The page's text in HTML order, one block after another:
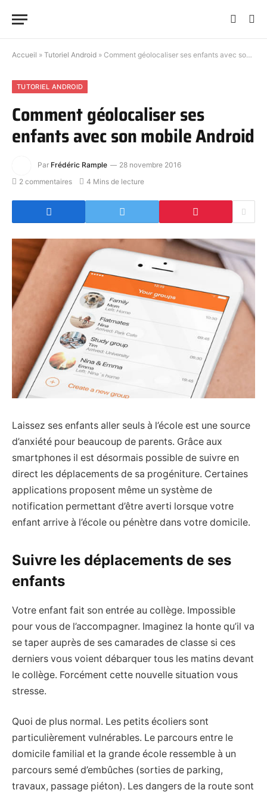
Accueil » Tutoriel Android » Comment géolocaliser ses enfants avec son mobile Android
TUTORIEL ANDROID
Comment géolocaliser ses
enfants avec son mobile Android
Par Frédéric Rample
28 novembre 2016
2 commentaires
4 Mins de lecture
Laissez ses enfants aller seuls à l’école est une source
d’anxiété pour beaucoup de parents. Grâce aux
smartphones il est désormais possible de suivre en
direct les déplacements de sa progéniture. Certaines
applications proposent même un système de
notification permettant d’être averti lorsque votre
enfant arrive à l’école ou pénètre dans votre domicile.
Suivre les déplacements de ses
enfants
Votre enfant fait son entrée au collège. Impossible
pour vous de l’accompagner. Imaginez la honte qu’il va
se taper auprès de ses camarades de classe si ces
derniers vous voient débarquer tous les matins devant
le collège. Forcément cette nouvelle situation vous
stresse.
Quoi de plus normal. Les petits écoliers sont
particulièrement vulnérables. Le parcours entre le
domicile familial et la grande école ressemble à un
parcours semé d’embûches (sorties de parking,
travaux, passage piéton). Les dangers de la route sont